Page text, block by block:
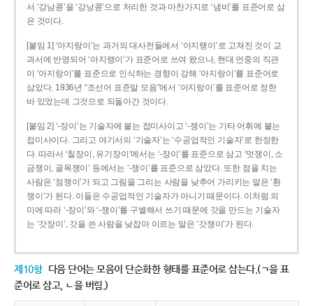
서 ‘강남콩’을 ‘강낭콩’으로 처리한 것과 마찬가지로 ‘냄비’를 표준어로 삼
은 것이다.
[붙임 1] ‘아지랑이’는 과거의 대사전들에서 ‘아지랭이’로 고쳐진 것이 교
과서에 반영되어 ‘아지랭이’가 표준어로 쓰여 왔으나, 현대 언중의 직관
이 ‘아지랑이’를 표준으로 인식하는 경향이 강해 ‘아지랑이’를 표준어로
삼았다. 1936년 “조선어 표준말 모음”에서 ‘아지랑이’를 표준어로 정한
바 있었는데 그것으로 되돌아간 것이다.
[붙임 2] ‘-장이’는 기술자에 붙는 접미사이고 ‘-쟁이’는 기타 어휘에 붙는
접미사이다. 그리고 여기서의 ‘기술자’는 ‘수공업적인 기술자’로 한정한
다. 따라서 ‘칠장이, 유기장이’에서는 ‘-장이’를 표준으로 삼고 ‘멋쟁이, 소
금쟁이, 골목쟁이’ 등에서는 ‘-쟁이’를 표준으로 삼았다. 또한 점을 치는
사람은 ‘점쟁이’가 되고 그림을 그리는 사람을 낮추어 가리키는 말은 ‘환
쟁이’가 된다. 이들은 수공업적인 기술자가 아니기 때문이다. 이처럼 의
미에 따라 ‘-장이’와 ‘-쟁이’를 구별해서 쓰기 때문에 갓을 만드는 기술자
는 ‘갓장이’, 갓을 쓴 사람을 낮잡아 이르는 말은 ‘갓쟁이’가 된다.
제10항 다음 단어는 모음이 단순화한 형태를 표준어로 삼는다.(ㄱ을 표
준어로 삼고, ㄴ을 버림.)